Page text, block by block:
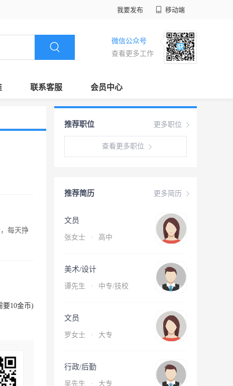
我要发布 移动端
微信公众号
查看更多工作
联系客服 会员中心
每天挣
要10金币)
更多职位
推荐职位
查看更多职位
更多简历
推荐简历
文员
张女士 · 高中
美术/设计
谭先生 · 中专/技校
文员
罗女士 · 大专
行政/后勤
吴先生 · 大专